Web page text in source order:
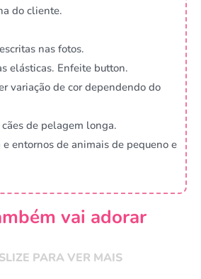
do cliente.
nas fotos.
elásticas. Enfeite button.
variação de cor dependendo do
de pelagem longa.
entornos de animais de pequeno e
vai adorar
PARA VER MAIS